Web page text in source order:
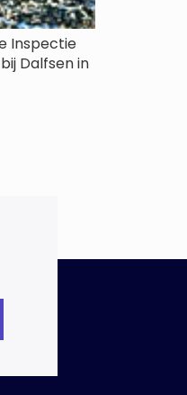
Inspectie
Dalfsen in